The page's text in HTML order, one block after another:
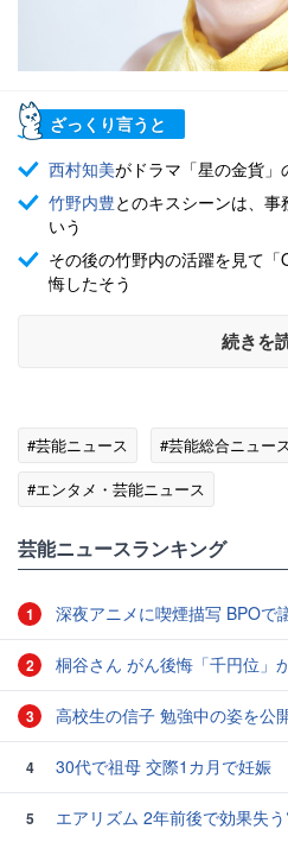
ざっくり言うと
西村知美がドラマ「星の金貨
竹野内豊とのキスシーンは、
いう
その後の竹野内の活躍を見て
悔したそう
続きを
#芸能ニュース #芸能総合ニュース
#エンタメ・芸能ニュース
芸能ニュースランキング
1 深夜アニメに喫煙描写 BPOで
2 桐谷さん がん後悔「千円位」
3 高校生の信子 勉強中の姿を公
4 30代で祖母 交際1カ月で妊娠
5
エアリズム 2年前後で効果失